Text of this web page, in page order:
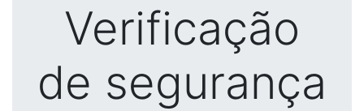
Verificação
de segurança